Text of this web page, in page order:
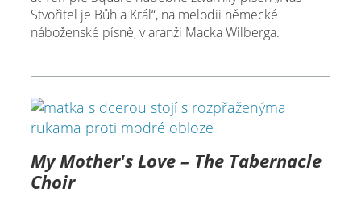
Stvořitel je Bůh a Král“, na melodii německé
náboženské písně, v aranži Macka Wilberga.
My Mother's Love – The Tabernacle
Choir